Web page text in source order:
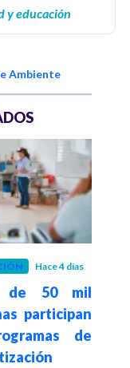
y educación
Ambiente
Hace 4 días
de 50 mil
participan
de